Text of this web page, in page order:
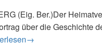
(Eig. Ber.)Der
über die Geschichte
der Drahtzug nach
→